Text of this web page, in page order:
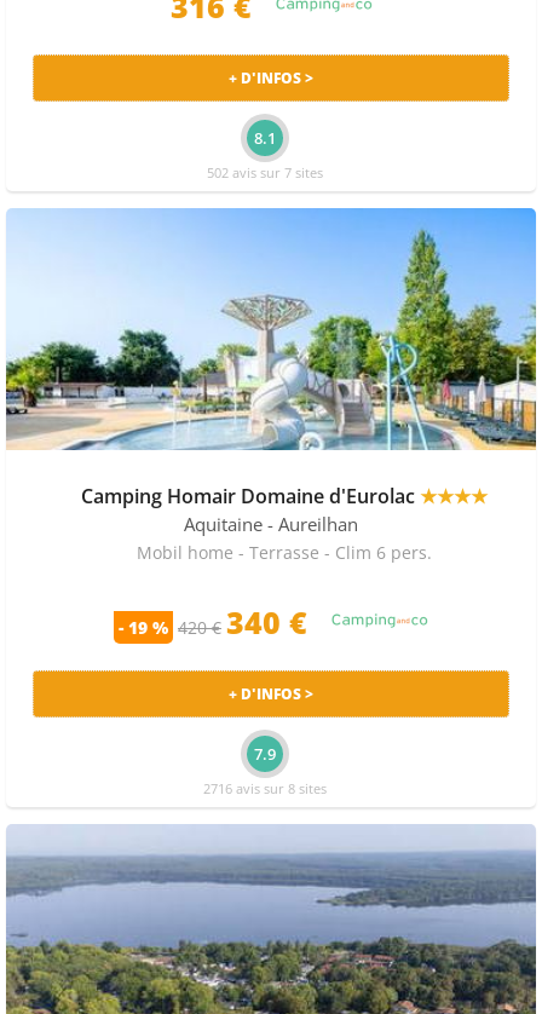
+ D'INFOS >
8.1
502 avis sur 7 sites
Camping Homair Domaine d'Eurolac★★★★
Aquitaine - Aureilhan
Mobil home - Terrasse - Clim 6 pers.
- 19 % 420 € 340 €
+ D'INFOS >
7.9
2716 avis sur 8 sites